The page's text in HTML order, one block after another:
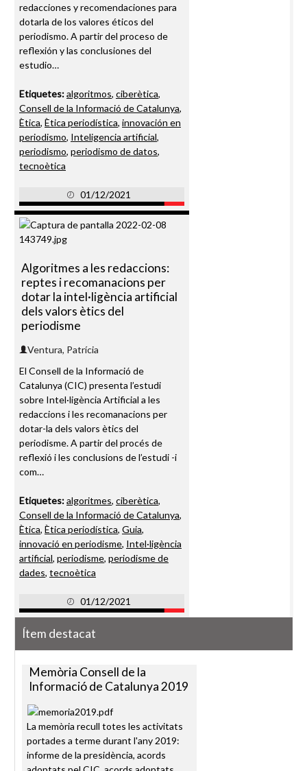
redacciones y recomendaciones para
dotarla de los valores éticos del
periodismo. A partir del proceso de
reflexión y las conclusiones del
estudio…
Etiquetes:algoritmos, ciberètica,
Consell de la Informació de Catalunya,
Ètica, Ètica periodística, innovación en
periodismo, Inteligencia artificial,
periodismo, periodismo de datos,
tecnoètica
01/12/2021
Algoritmes a les redaccions:
reptes i recomanacions per
dotar la intel·ligència artificial
dels valors ètics del
periodisme
Ventura, Patrícia
El Consell de la Informació de
Catalunya (CIC) presenta l’estudi
sobre Intel·ligència Artificial a les
redaccions i les recomanacions per
dotar-la dels valors ètics del
periodisme. A partir del procés de
reflexió i les conclusions de l’estudi -i
com…
Etiquetes:algoritmes, ciberètica,
Consell de la Informació de Catalunya,
Ètica, Ètica periodística, Guia,
innovació en periodisme, Intel·ligència
artificial, periodisme, periodisme de
dades, tecnoètica
01/12/2021
Ítem destacat
Memòria Consell de la
Informació de Catalunya 2019
La memòria recull totes les activitats
portades a terme durant l'any 2019:
informe de la presidència, acords